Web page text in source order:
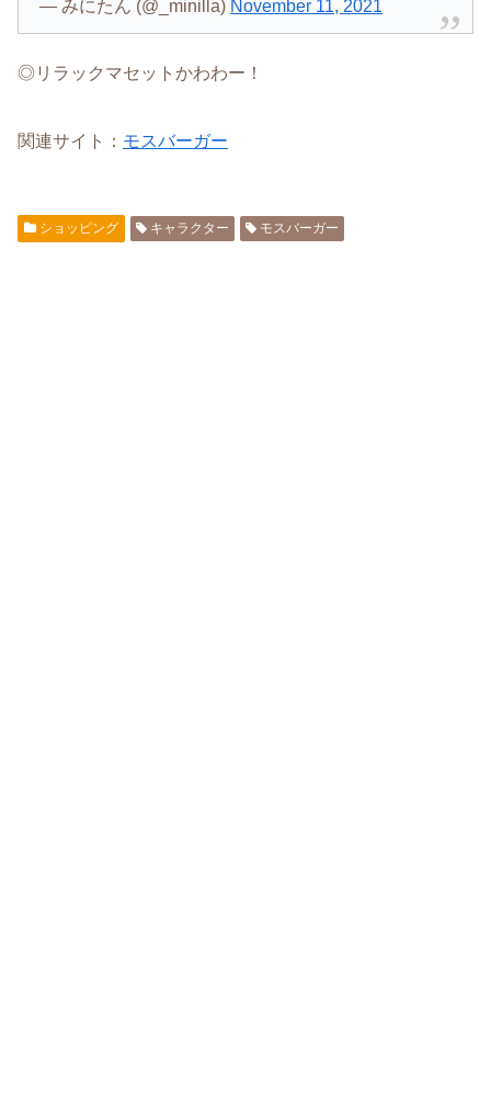
— みにたん (@_minilla) November 11, 2021
◎リラックマセットかわわー！
関連サイト： モスバーガー
ショッピング キャラクター モスバーガー